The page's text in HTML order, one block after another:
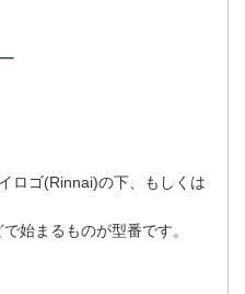
ロゴ(Rinnai)の下、もしくは
始まるものが型番です。